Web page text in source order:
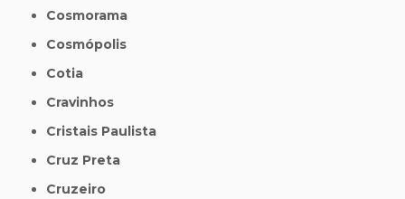
Cosmorama
Cosmópolis
Cotia
Cravinhos
Cristais Paulista
Cruz Preta
Cruzeiro